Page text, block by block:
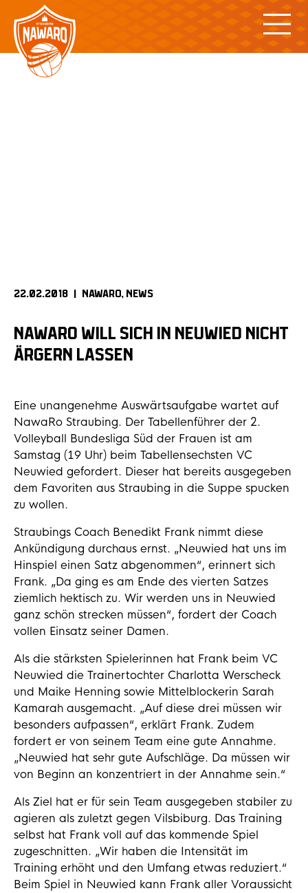
content
22.02.2018 | NAWARO NEWS
NAWARO WILL SICH IN NEUWIED NICHT
ÄRGERN LASSEN
Eine unangenehme Auswärtsaufgabe wartet auf
NawaRo Straubing. Der Tabellenführer der 2.
Volleyball Bundesliga Süd der Frauen ist am
Samstag (19 Uhr) beim Tabellensechsten VC
Neuwied gefordert. Dieser hat bereits ausgegeben
dem Favoriten aus Straubing in die Suppe spucken
zu wollen.
Straubings Coach Benedikt Frank nimmt diese
Ankündigung durchaus ernst. „Neuwied hat uns im
Hinspiel einen Satz abgenommen“, erinnert sich
Frank. „Da ging es am Ende des vierten Satzes
ziemlich hektisch zu. Wir werden uns in Neuwied
ganz schön strecken müssen“, fordert der Coach
vollen Einsatz seiner Damen.
Als die stärksten Spielerinnen hat Frank beim VC
Neuwied die Trainertochter Charlotta Werscheck
und Maike Henning sowie Mittelblockerin Sarah
Kamarah ausgemacht. „Auf diese drei müssen wir
besonders aufpassen“, erklärt Frank. Zudem
fordert er von seinem Team eine gute Annahme.
„Neuwied hat sehr gute Aufschläge. Da müssen wir
von Beginn an konzentriert in der Annahme sein.“
Als Ziel hat er für sein Team ausgegeben stabiler zu
agieren als zuletzt gegen Vilsbiburg. Das Training
selbst hat Frank voll auf das kommende Spiel
zugeschnitten. „Wir haben die Intensität im
Training erhöht und den Umfang etwas reduziert.“
Beim Spiel in Neuwied kann Frank aller Voraussicht